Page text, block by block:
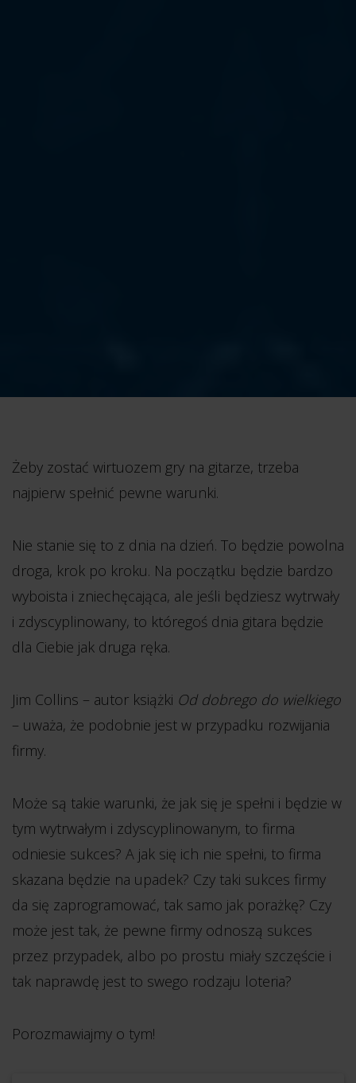
Żeby zostać wirtuozem gry na gitarze, trzeba
najpierw spełnić pewne warunki.
Nie stanie się to z dnia na dzień. To będzie powolna
droga, krok po kroku. Na początku będzie bardzo
wyboista i zniechęcająca, ale jeśli będziesz wytrwały
i zdyscyplinowany, to któregoś dnia gitara będzie
dla Ciebie jak druga ręka.
Jim Collins – autor książki Od dobrego do wielkiego
– uważa, że podobnie jest w przypadku rozwijania
firmy.
Może są takie warunki, że jak się je spełni i będzie w
tym wytrwałym i zdyscyplinowanym, to firma
odniesie sukces? A jak się ich nie spełni, to firma
skazana będzie na upadek? Czy taki sukces firmy
da się zaprogramować, tak samo jak porażkę? Czy
może jest tak, że pewne firmy odnoszą sukces
przez przypadek, albo po prostu miały szczęście i
tak naprawdę jest to swego rodzaju loteria?
Porozmawiajmy o tym!